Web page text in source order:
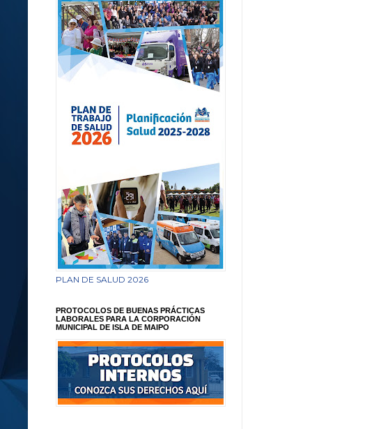
PLAN DE SALUD 2026
PROTOCOLOS DE BUENAS PRÁCTICAS
LABORALES PARA LA CORPORACIÓN
MUNICIPAL DE ISLA DE MAIPO